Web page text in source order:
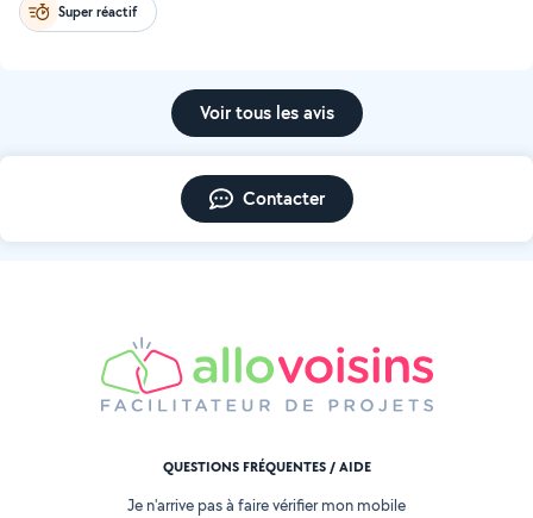
Super réactif
Voir tous les avis
Contacter
QUESTIONS FRÉQUENTES / AIDE
Je n'arrive pas à faire vérifier mon mobile